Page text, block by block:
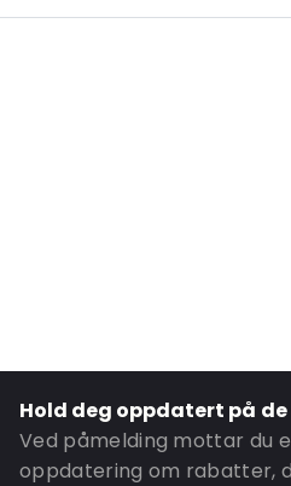
Additional information: Med lokk,
P650: Ja
UN3373: Ja
Hold deg oppdatert på
Ved påmelding mottar du
oppdatering om rabatter,